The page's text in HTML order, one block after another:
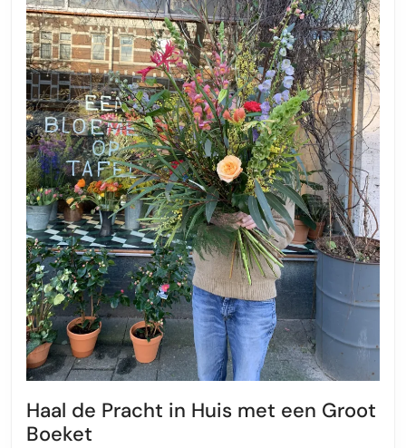
Haal de Pracht in Huis met een Groot
Boeket